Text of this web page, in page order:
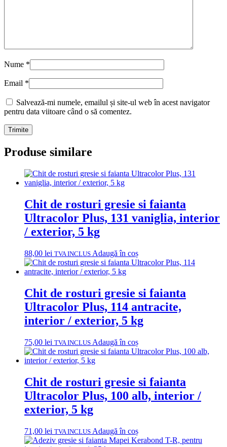
Nume *
Email *
Salvează-mi numele, emailul și site-ul web în acest navigator
pentru data viitoare când o să comentez.
Produse similare
Chit de rosturi gresie si faianta
Ultracolor Plus, 131 vaniglia, interior
/ exterior, 5 kg
88,00 lei TVA INCLUS Adaugă în coș
Chit de rosturi gresie si faianta
Ultracolor Plus, 114 antracite,
interior / exterior, 5 kg
75,00 lei TVA INCLUS Adaugă în coș
Chit de rosturi gresie si faianta
Ultracolor Plus, 100 alb, interior /
exterior, 5 kg
71,00 lei TVA INCLUS Adaugă în coș